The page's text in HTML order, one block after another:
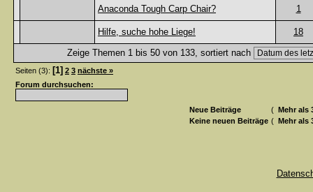
Anaconda Tough Carp Chair? 1
Hilfe, suche hohe Liege!
18
Zeige Themen 1 bis 50 von 133, sortiert nach
Seiten (3): [1] 2 3 nächste »
Forum durchsuchen:
Neue Beiträge ( Mehr als
Keine neuen Beiträge ( Mehr als